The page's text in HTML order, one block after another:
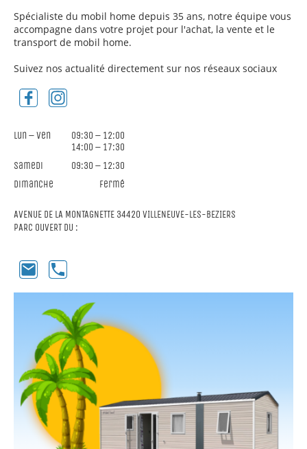
Spécialiste du mobil home depuis 35 ans, notre équipe vous
accompagne dans votre projet pour l'achat, la vente et le
transport de mobil home.
Suivez nos actualité directement sur nos réseaux sociaux
Lun –Ven 09:30 – 12:00
14:00 – 17:30
Samedi
09:30 – 12:30
Dimanche
Fermé
AVENUE DE LA MONTAGNETTE 34420 VILLENEUVE-LES-BEZIERS
PARC OUVERT DU :